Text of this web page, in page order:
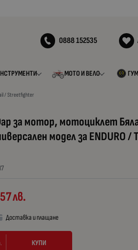
0888 152535
МОТО И ВЕЛО
/ Streetfighter
за мотор, мотоциклет
модел за ENDURO /
лв.
Доставка и плащане
КУПИ